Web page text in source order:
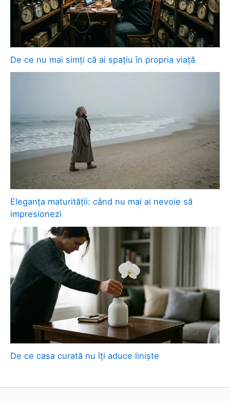
De ce nu mai simți că ai spațiu în propria viață
Eleganța maturității: când nu mai ai nevoie să
impresionezi
De ce casa curată nu îți aduce liniște